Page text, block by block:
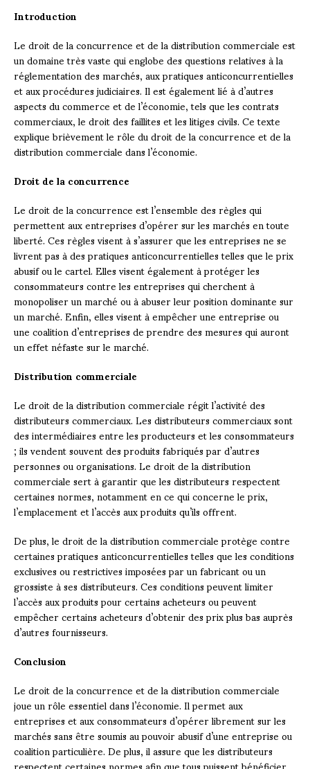
Introduction
Le droit de la concurrence et de la distribution commerciale est
un domaine très vaste qui englobe des questions relatives à la
réglementation des marchés, aux pratiques anticoncurrentielles
et aux procédures judiciaires. Il est également lié à d’autres
aspects du commerce et de l’économie, tels que les contrats
commerciaux, le droit des faillites et les litiges civils. Ce texte
explique brièvement le rôle du droit de la concurrence et de la
distribution commerciale dans l’économie.
Droit de la concurrence
Le droit de la concurrence est l’ensemble des règles qui
permettent aux entreprises d’opérer sur les marchés en toute
liberté. Ces règles visent à s’assurer que les entreprises ne se
livrent pas à des pratiques anticoncurrentielles telles que le prix
abusif ou le cartel. Elles visent également à protéger les
consommateurs contre les entreprises qui cherchent à
monopoliser un marché ou à abuser leur position dominante sur
un marché. Enfin, elles visent à empêcher une entreprise ou
une coalition d’entreprises de prendre des mesures qui auront
un effet néfaste sur le marché.
Distribution commerciale
Le droit de la distribution commerciale régit l’activité des
distributeurs commerciaux. Les distributeurs commerciaux sont
des intermédiaires entre les producteurs et les consommateurs
; ils vendent souvent des produits fabriqués par d’autres
personnes ou organisations. Le droit de la distribution
commerciale sert à garantir que les distributeurs respectent
certaines normes, notamment en ce qui concerne le prix,
l’emplacement et l’accès aux produits qu’ils offrent.
De plus, le droit de la distribution commerciale protège contre
certaines pratiques anticoncurrentielles telles que les conditions
exclusives ou restrictives imposées par un fabricant ou un
grossiste à ses distributeurs. Ces conditions peuvent limiter
l’accès aux produits pour certains acheteurs ou peuvent
empêcher certains acheteurs d’obtenir des prix plus bas auprès
d’autres fournisseurs.
Conclusion
Le droit de la concurrence et de la distribution commerciale
joue un rôle essentiel dans l’économie. Il permet aux
entreprises et aux consommateurs d’opérer librement sur les
marchés sans être soumis au pouvoir abusif d’une entreprise ou
coalition particulière. De plus, il assure que les distributeurs